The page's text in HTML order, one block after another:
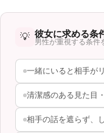
💡 彼女に求める
男性が重視する条件
一緒にいると相手が
清潔感のある見た目
相手の話を遮らず、